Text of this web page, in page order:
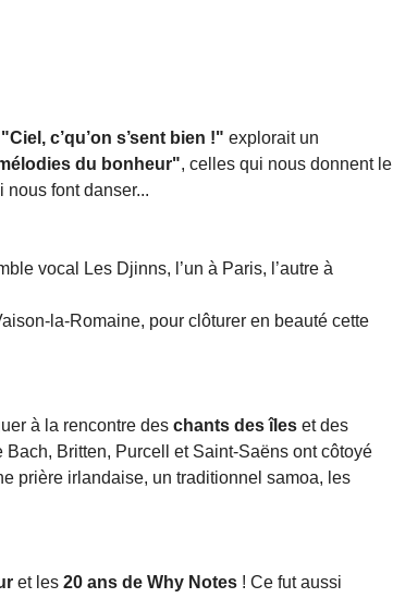
"Ciel, c’qu’on s’sent bien !" explorait un
du bonheur", celles qui nous donnent le
font danser...
vocal Les Djinns, l’un à Paris, l’autre à
la-Romaine, pour clôturer en beauté cette
à la rencontre des chants des îles et des
Bach, Britten, Purcell et Saint-Saëns ont côtoyé
prière irlandaise, un traditionnel samoa, les
et les 20 ans de Why Notes ! Ce fut aussi